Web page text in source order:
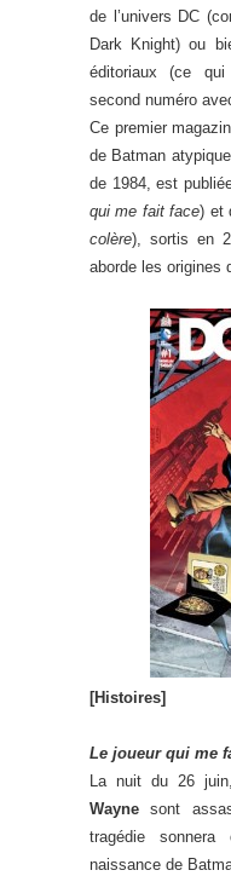
de l’univers DC
Dark Knight) ou
éditoriaux (ce
second numéro
Ce premier
de Batman
de 1984, est
qui me fait face) et
colère), sortis en
aborde les origines
[Histoires]
Le joueur qui me
La nuit du 26
Wayne sont
tragédie
naissance de